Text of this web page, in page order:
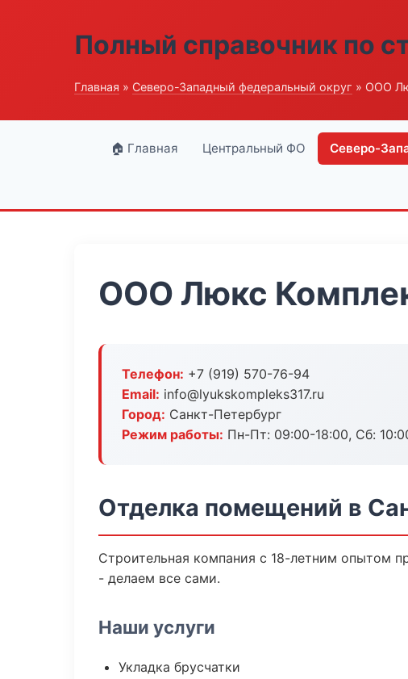
Полный справочник по
Главная » Северо-Западный федеральный округ » ООО
🏠 Главная Центральный ФО Северо-
ООО Люкс
Телефон: +7 (919) 570-76-94
Email: info@lyukskompleks317.ru
Город: Санкт-Петербург
Режим работы: Пн-Пт: 09:00-18:00, Сб:
Отделка помещений в
Строительная компания с 18-летним опытом
- делаем все сами.
Наши услуги
Укладка брусчатки